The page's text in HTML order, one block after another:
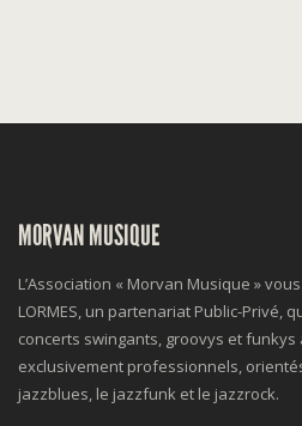
MORVAN MUSIQUE
L’Association « Morvan Musique »
LORMES, un partenariat Public-Privé,
concerts swingants, groovys et funkys
exclusivement professionnels,
jazzblues, le jazzfunk et le jazzrock.